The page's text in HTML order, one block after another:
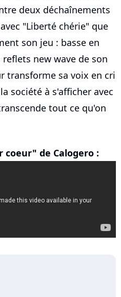
deux déchaînements
"Liberté chérie" que
son jeu : basse en
new wave de son
transforme sa voix en cri
société à s'afficher avec
tout ce qu'on
coeur" de Calogero :